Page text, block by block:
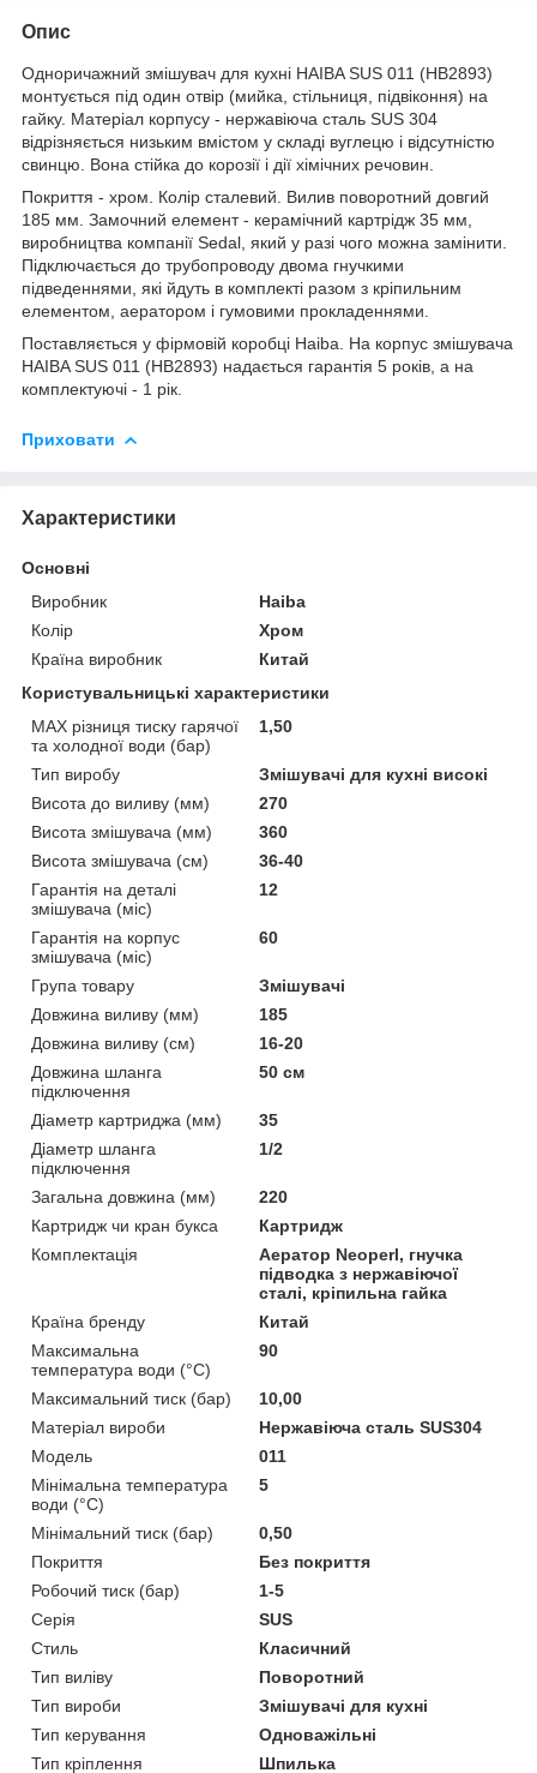
Опис
Одноричажний змішувач для кухні HAIBA SUS 011 (HB2893)
монтується під один отвір (мийка, стільниця, підвіконня) на
гайку. Матеріал корпусу - нержавіюча сталь SUS 304
відрізняється низьким вмістом у складі вуглецю і відсутністю
свинцю. Вона стійка до корозії і дії хімічних речовин.
Покриття - хром. Колір сталевий. Вилив поворотний довгий
185 мм. Замочний елемент - керамічний картрідж 35 мм,
виробництва компанії Sedal, який у разі чого можна замінити.
Підключається до трубопроводу двома гнучкими
підведеннями, які йдуть в комплекті разом з кріпильним
елементом, аератором і гумовими прокладеннями.
Поставляється у фірмовій коробці Haiba. На корпус змішувача
HAIBA SUS 011 (HB2893) надається гарантія 5 років, а на
комплектуючі - 1 рік.
Приховати
Характеристики
Основні
Виробник
Haiba
Колір
Хром
Країна виробник
Китай
Користувальницькі характеристики
MAX різниця тиску гарячої
та холодної води (бар)
1,50
Тип виробу
Змішувачі для кухні високі
Висота до виливу (мм)
270
Висота змішувача (мм)
360
Висота змішувача (см)
36-40
Гарантія на деталі
змішувача (міс)
12
Гарантія на корпус
змішувача (міс)
60
Група товару
Змішувачі
Довжина виливу (мм)
185
Довжина виливу (см)
16-20
Довжина шланга
підключення
50 см
Діаметр картриджа (мм)
35
Діаметр шланга
підключення
1/2
Загальна довжина (мм)
220
Картридж чи кран букса
Картридж
Комплектація
Аератор Neoperl, гнучка
підводка з нержавіючої
сталі, кріпильна гайка
Країна бренду
Китай
Максимальна
температура води (°C)
90
Максимальний тиск (бар)
10,00
Матеріал вироби
Нержавіюча сталь SUS304
Мoдель
011
Мінімальна температура
води (°C)
5
Мінімальний тиск (бар)
0,50
Покриття
Без покриття
Робочий тиск (бар)
1-5
Серія
SUS
Стиль
Класичний
Тип виліву
Поворотний
Тип вироби
Змішувачі для кухні
Тип керування
Одноважільні
Тип кріплення
Шпилька